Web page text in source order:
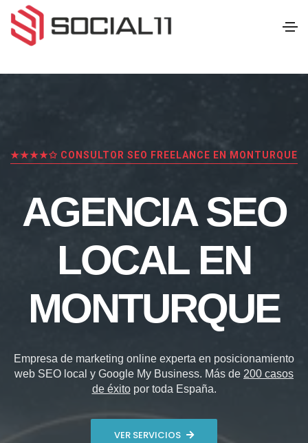
★★★★✩ CONSULTOR SEO FREELANCE EN MONTURQUE
AGENCIA SEO
LOCAL EN
MONTURQUE
Empresa de marketing online experta en posicionamiento
web SEO local y Google My Business. Más de 200 casos
de éxitopor toda España.
VER SERVICIOS